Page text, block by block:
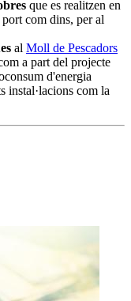
que es realitzen en
com dins, per al
al Moll de Pescadors
a part del projecte
d'energia
instal·lacions com la